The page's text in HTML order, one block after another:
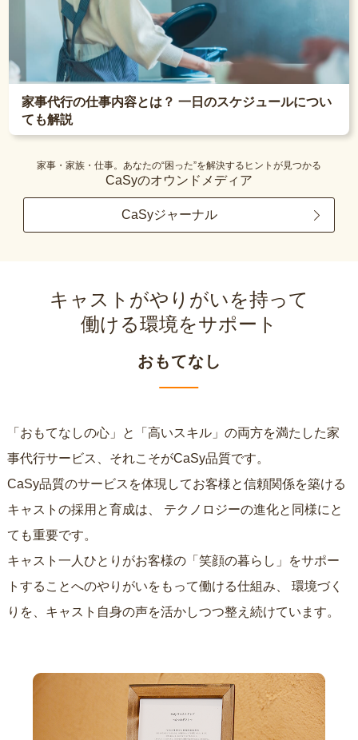
家事代行の仕事内容とは？ 一日のスケジュールについ
ても解説
家事・家族・仕事。あなたの“困った”を解決するヒントが見つかる
CaSyのオウンドメディア
CaSyジャーナル
キャストがやりがいを持って
働ける環境をサポート
おもてなし
「おもてなしの心」と「高いスキル」の両方を満たした家
事代行サービス、それこそがCaSy品質です。
CaSy品質のサービスを体現してお客様と信頼関係を築ける
キャストの採用と育成は、
ても重要です。
キャスト一人ひとりがお客様の「笑顔の暮らし」をサポー
トすることへのやりがいをもって働ける仕組み、
りを、キャスト自身の声を活かしつつ整え続けています。